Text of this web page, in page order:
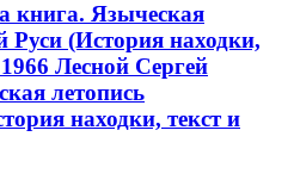
книга. Языческая
Руси (История находки,
Лесной Сергей
летопись
находки, текст и